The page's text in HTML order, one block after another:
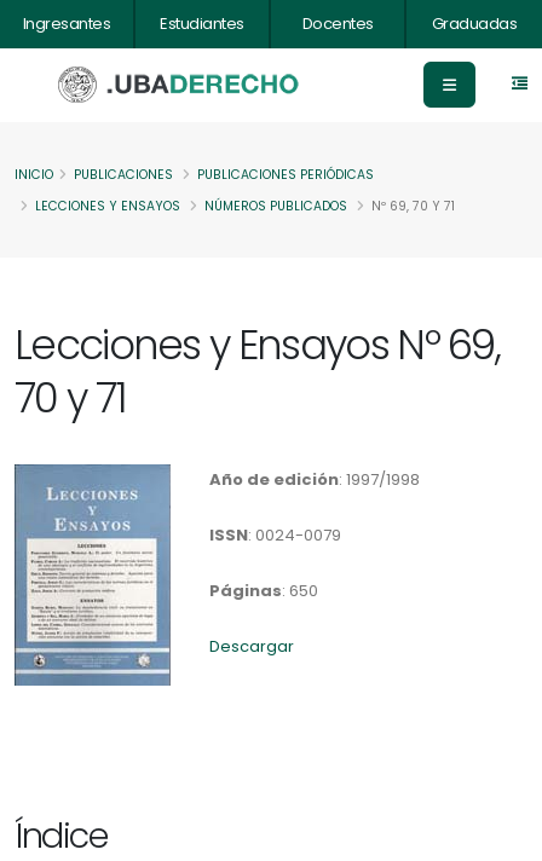
Ingresantes Estudiantes Docentes Graduadas
INICIO PUBLICACIONES
PUBLICACIONES PERIÓDICAS
LECCIONES Y ENSAYOS
NÚMEROS PUBLICADOS Nº 69, 70 Y 71
Lecciones y Ensayos Nº 69,
70 y 71
Año de edición: 1997/1998
ISSN: 0024-0079
Páginas: 650
Descargar
Índice